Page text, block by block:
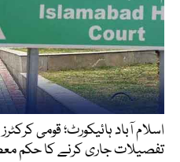
اسلام آباد ہائیکورٹ؛ قومی
تفصیلات جاری کرنے کا حکم